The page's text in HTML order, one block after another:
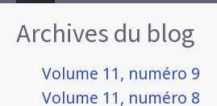
Breadcrumbs
Archives du blog
Volume 11, numéro 9
Volume 11, numéro 8